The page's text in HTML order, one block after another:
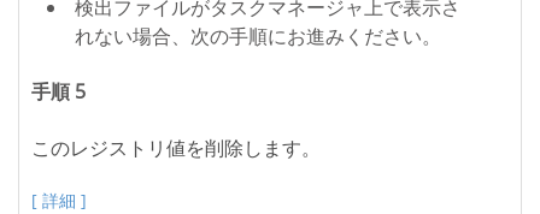
検出ファイルがタスクマネージャ上で表示さ
れない場合、次の手順にお進みください。
手順 5
このレジストリ値を削除します。
[ 詳細 ]